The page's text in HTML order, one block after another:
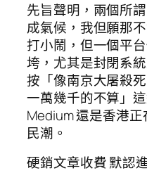
先旨聲明，兩個所
成氣候，我但願那
打小鬧，但一個平
垮，尤其是封閉系
按「像南京大屠殺
一萬幾千的不算」
Medium 還是香港
民潮。
硬銷文章收費 默認